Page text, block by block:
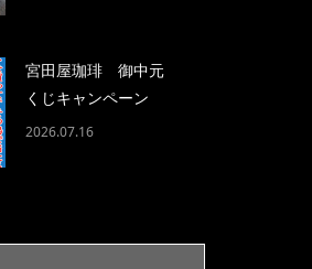
宮田屋珈琲 御中元
くじキャンペーン
2026.07.16